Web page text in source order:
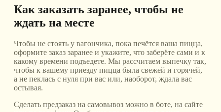
Как заказать заранее, чтобы не
ждать на месте
Чтобы не стоять у вагончика, пока печётся ваша пицца,
оформите заказ заранее и укажите, что заберёте сами и к
какому времени подъедете. Мы рассчитаем выпечку так,
чтобы к вашему приезду пицца была свежей и горячей,
а не пеклась с нуля при вас или, наоборот, ждала вас
остывая.
Сделать предзаказ на самовывоз можно в боте, на сайте